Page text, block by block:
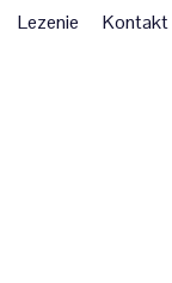
Lezenie
Kontakt